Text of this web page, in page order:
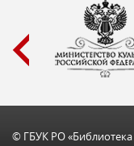
© ГБУК РО